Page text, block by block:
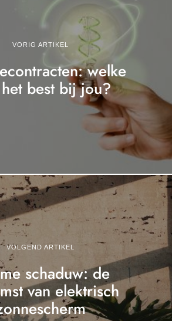
VORIG ARTIKEL
welke
best bij jou?
VOLGEND ARTIKEL
schaduw: de
van elektrisch